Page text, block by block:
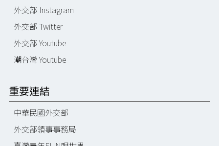
外交部 Instagram
外交部 Twitter
外交部 Youtube
潮台灣 Youtube
重要連結
中華民國外交部
外交部領事事務局